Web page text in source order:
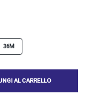
36M
AL CARRELLO